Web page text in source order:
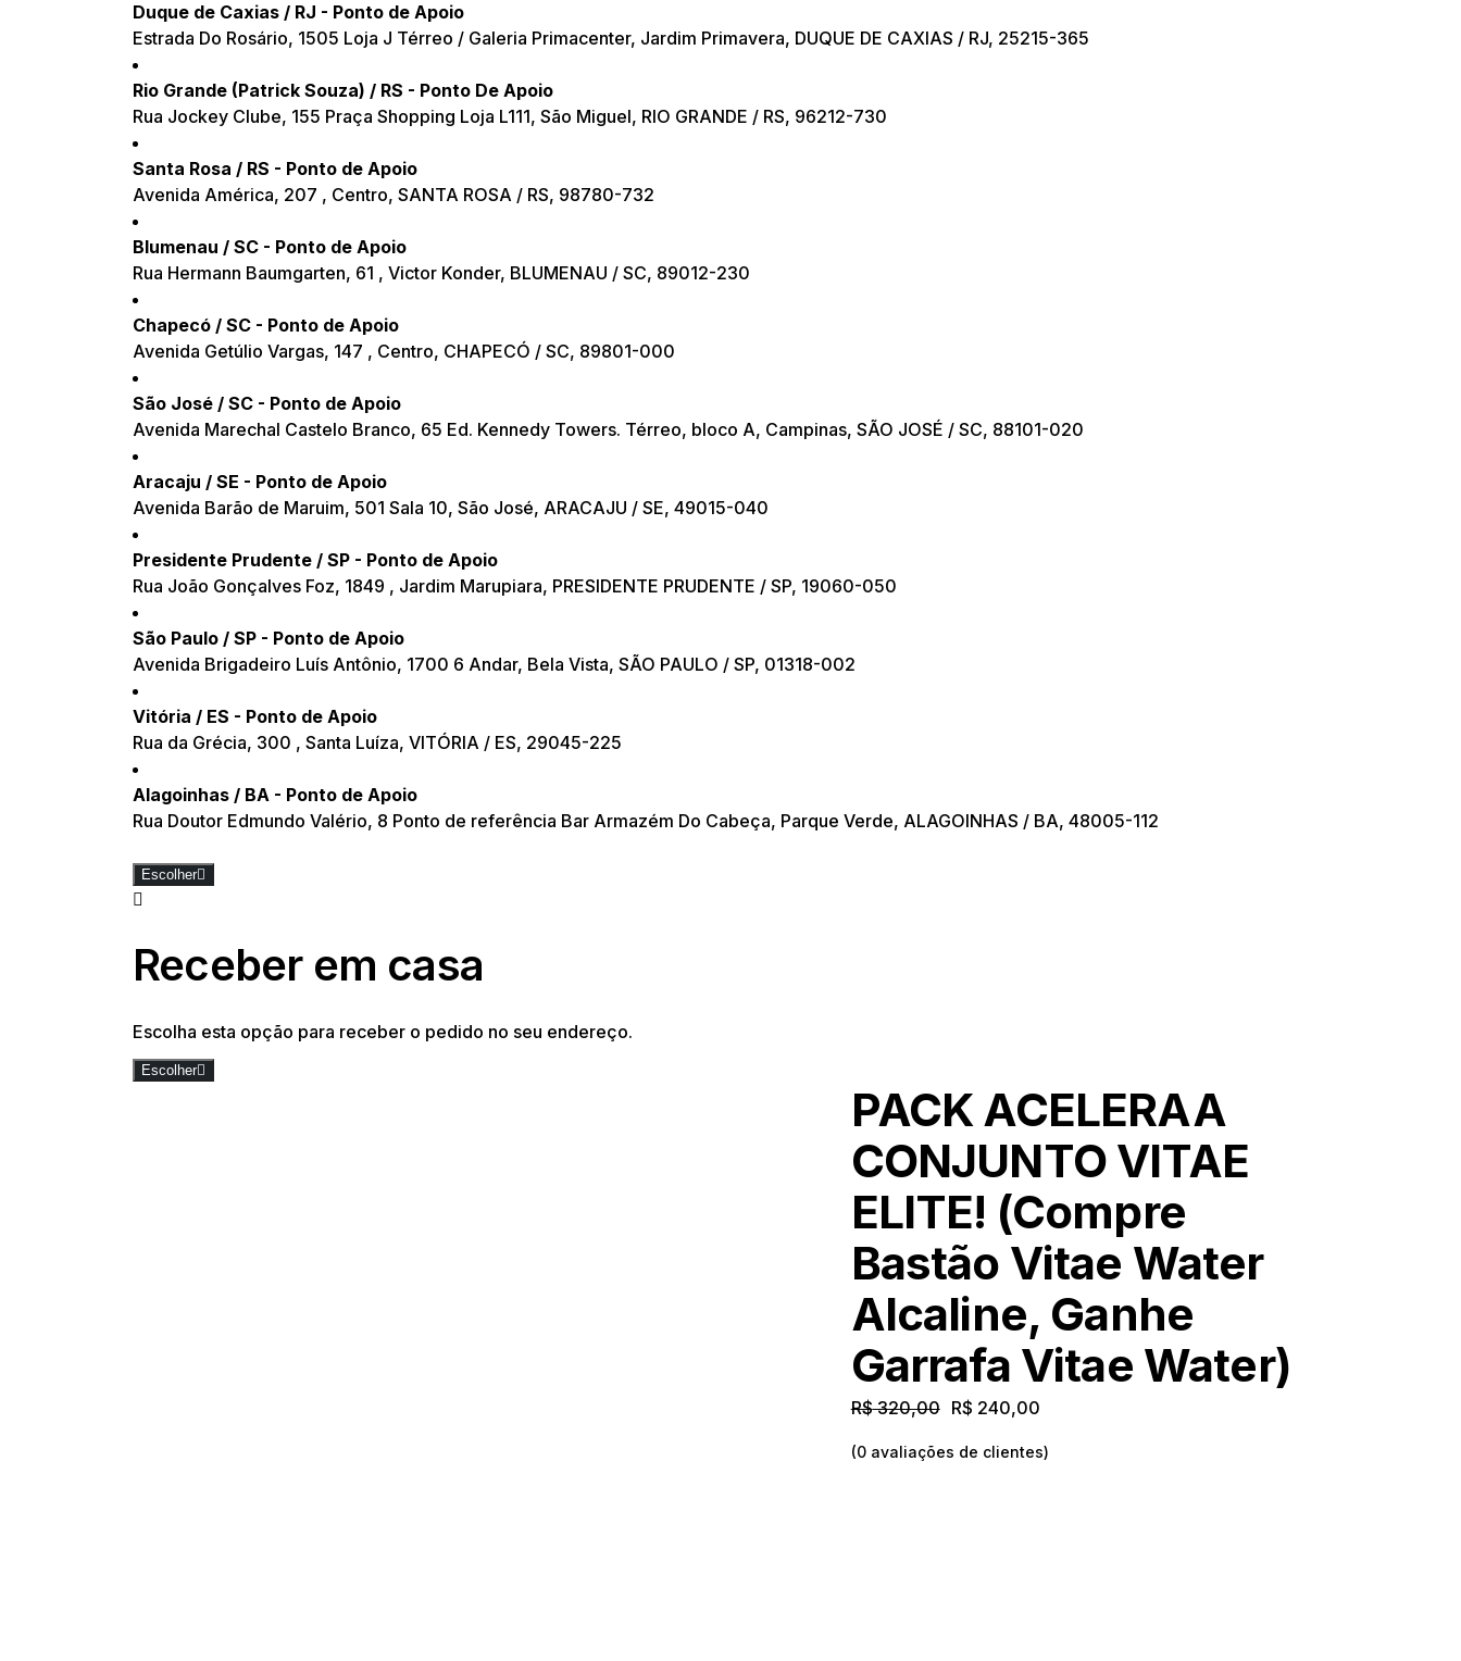
Duque de Caxias / RJ - Ponto de Apoio
Estrada Do Rosário, 1505 Loja J Térreo / Galeria Primacenter, Jardim Primavera, DUQUE DE CAXIAS / RJ, 25215-365
Rio Grande (Patrick Souza) / RS - Ponto De Apoio
Rua Jockey Clube, 155 Praça Shopping Loja L111, São Miguel, RIO GRANDE / RS, 96212-730
Santa Rosa / RS - Ponto de Apoio
Avenida América, 207 , Centro, SANTA ROSA / RS, 98780-732
Blumenau / SC - Ponto de Apoio
Rua Hermann Baumgarten, 61 , Victor Konder, BLUMENAU / SC, 89012-230
Chapecó / SC - Ponto de Apoio
Avenida Getúlio Vargas, 147 , Centro, CHAPECÓ / SC, 89801-000
São José / SC - Ponto de Apoio
Avenida Marechal Castelo Branco, 65 Ed. Kennedy Towers. Térreo, bloco A, Campinas, SÃO JOSÉ / SC, 88101-020
Aracaju / SE - Ponto de Apoio
Avenida Barão de Maruim, 501 Sala 10, São José, ARACAJU / SE, 49015-040
Presidente Prudente / SP - Ponto de Apoio
Rua João Gonçalves Foz, 1849 , Jardim Marupiara, PRESIDENTE PRUDENTE / SP, 19060-050
São Paulo / SP - Ponto de Apoio
Avenida Brigadeiro Luís Antônio, 1700 6 Andar, Bela Vista, SÃO PAULO / SP, 01318-002
Vitória / ES - Ponto de Apoio
Rua da Grécia, 300 , Santa Luíza, VITÓRIA / ES, 29045-225
Alagoinhas / BA - Ponto de Apoio
Rua Doutor Edmundo Valério, 8 Ponto de referência Bar Armazém Do Cabeça, Parque Verde, ALAGOINHAS / BA, 48005-112
Escolher
Receber em casa
Escolha esta opção para receber o pedido no seu endereço.
Escolher
PACK ACELERAA
CONJUNTO VITAE
ELITE! (Compre
Bastão Vitae Water
Alcaline, Ganhe
Garrafa Vitae Water)
R$320,00 R$ 240,00
(0avaliações de clientes)